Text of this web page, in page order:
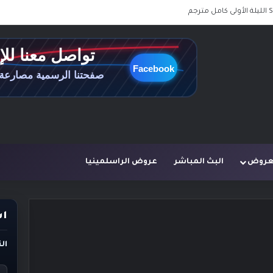
البث المباشر عروض الراسلمينيا